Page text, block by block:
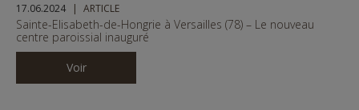
17.06.2024 ARTICLE
Sainte-Elisabeth-de-Hongrie à Versailles (78) – Le nouveau
centre paroissial inauguré
Voir